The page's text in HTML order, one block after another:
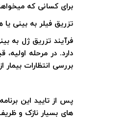
برای کسانی که
تزریق فیلر به بینی
فرآیند تزریق ژل به
دارد. در مرحله
بررسی انتظارات
پس از تایید این
های بسیار نازک و